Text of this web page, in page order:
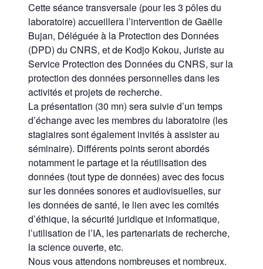
Cette séance transversale (pour les 3 pôles du
laboratoire) accueillera l’intervention de Gaëlle
Bujan, Déléguée à la Protection des Données
(DPD) du CNRS, et de Kodjo Kokou, Juriste au
Service Protection des Données du CNRS, sur la
protection des données personnelles dans les
activités et projets de recherche.
La présentation (30 mn) sera suivie d’un temps
d’échange avec les membres du laboratoire (les
stagiaires sont également invités à assister au
séminaire). Différents points seront abordés
notamment le partage et la réutilisation des
données (tout type de données) avec des focus
sur les données sonores et audiovisuelles, sur
les données de santé, le lien avec les comités
d’éthique, la sécurité juridique et informatique,
l’utilisation de l’IA, les partenariats de recherche,
la science ouverte, etc.
Nous vous attendons nombreuses et nombreux.